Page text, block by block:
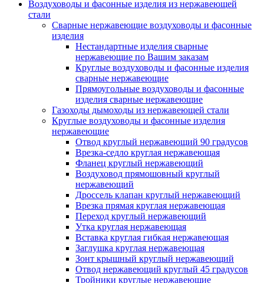
Воздуховоды и фасонные изделия из нержавеющей
стали
Сварные нержавеющие воздуховоды и фасонные
изделия
Нестандартные изделия сварные
нержавеющие по Вашим заказам
Круглые воздуховоды и фасонные изделия
сварные нержавеющие
Прямоугольные воздуховоды и фасонные
изделия сварные нержавеющие
Газоходы дымоходы из нержавеющей стали
Круглые воздуховоды и фасонные изделия
нержавеющие
Отвод круглый нержавеющий 90 градусов
Врезка-седло круглая нержавеющая
Фланец круглый нержавеющий
Воздуховод прямошовный круглый
нержавеющий
Дроссель клапан круглый нержавеющий
Врезка прямая круглая нержавеющая
Переход круглый нержавеющий
Утка круглая нержавеющая
Вставка круглая гибкая нержавеющая
Заглушка круглая нержавеющая
Зонт крышный круглый нержавеющий
Отвод нержавеющий круглый 45 градусов
Тройники круглые нержавеющие